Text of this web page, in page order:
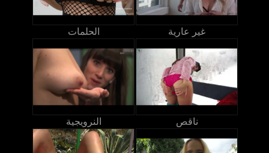
الحلمات غير عارية
النرويجية ناقص